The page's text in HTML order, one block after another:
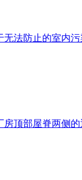
法防止的室内
顶部屋脊两侧